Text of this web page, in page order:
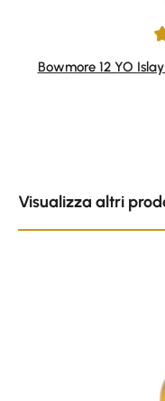
Average rating of 4.75
Bowmore 12 YO
Visualizza altri